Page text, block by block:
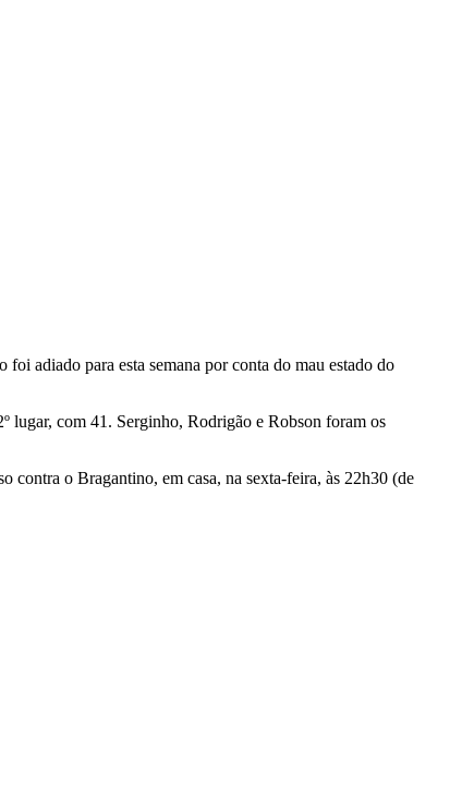
adiado para esta semana por conta do mau estado do
lugar, com 41. Serginho, Rodrigão e Robson foram os
contra o Bragantino, em casa, na sexta-feira, às 22h30 (de